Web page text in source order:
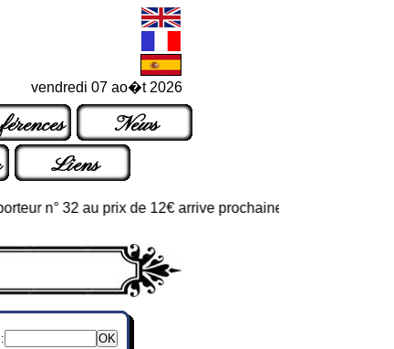
vendredi 07 ao�t 2026
News
Liens
n° 32 au prix de 12€ arrive prochainement dans les